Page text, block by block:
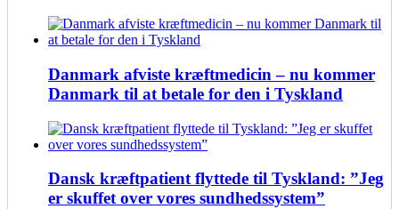
Danmark afviste kræftmedicin – nu kommer
Danmark til at betale for den i Tyskland
Dansk kræftpatient flyttede til Tyskland: ”Jeg
er skuffet over vores sundhedssystem”